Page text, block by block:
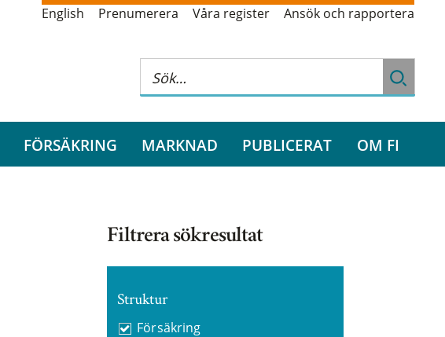
English Prenumerera Våra register Ansök och rapportera
FÖRSÄKRING MARKNAD PUBLICERAT OM FI
Filtrera sökresultat
Struktur
Försäkring